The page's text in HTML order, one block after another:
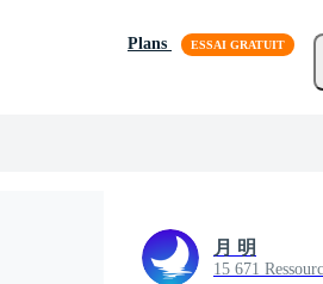
Plans
月 明
15 671